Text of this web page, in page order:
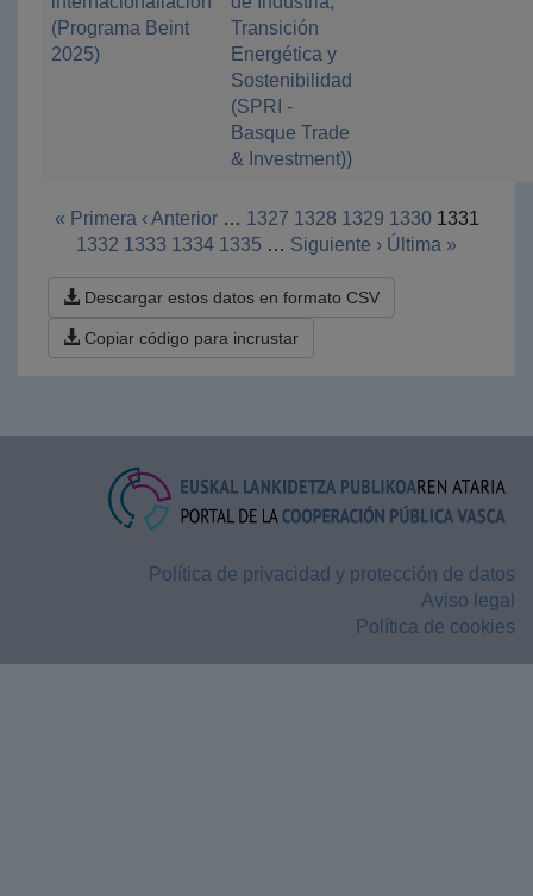
(Programa Beint
2025)
Transición
Energética y
Sostenibilidad
(SPRI -
Basque Trade
& Investment))
« Primera ‹ Anterior … 1327 1328 1329 1330 1331
1332 1333 1334 1335 … Siguiente › Última »
Descargar estos datos en formato CSV
Copiar código para incrustar
Política de privacidad y protección de datos
Aviso legal
Política de cookies